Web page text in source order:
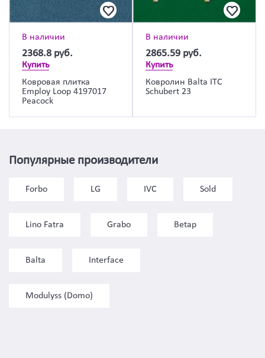
В наличии
2368.8 руб.
Купить
Ковровая плитка
Employ Loop 4197017
Peacock
В наличии
2865.59 руб.
Купить
Ковролин Balta ITC
Schubert 23
Популярные производители
Forbo LG IVC Sold
Lino Fatra Grabo Betap
Balta Interface
Modulyss (Domo)